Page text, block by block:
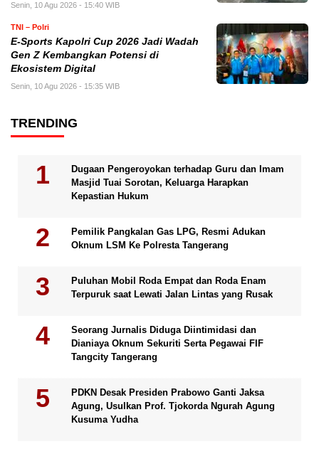
Senin, 10 Agu 2026 - 15:40 WIB
TNI – Polri
E-Sports Kapolri Cup 2026 Jadi Wadah
Gen Z Kembangkan Potensi di
Ekosistem Digital
Senin, 10 Agu 2026 - 15:35 WIB
TRENDING
Dugaan Pengeroyokan terhadap Guru dan Imam
Masjid Tuai Sorotan, Keluarga Harapkan
Kepastian Hukum
Pemilik Pangkalan Gas LPG, Resmi Adukan
Oknum LSM Ke Polresta Tangerang
Puluhan Mobil Roda Empat dan Roda Enam
Terpuruk saat Lewati Jalan Lintas yang Rusak
Seorang Jurnalis Diduga Diintimidasi dan
Dianiaya Oknum Sekuriti Serta Pegawai FIF
Tangcity Tangerang
PDKN Desak Presiden Prabowo Ganti Jaksa
Agung, Usulkan Prof. Tjokorda Ngurah Agung
Kusuma Yudha